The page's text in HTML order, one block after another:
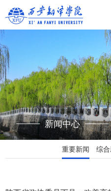
新闻中心
重要新闻 综